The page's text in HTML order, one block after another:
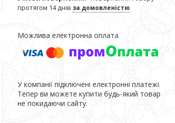
протягом 14 днів за домовленістю
У компанії підключені електронні платежі.
Тепер ви можете купити будь-який товар
не покидаючи сайту.